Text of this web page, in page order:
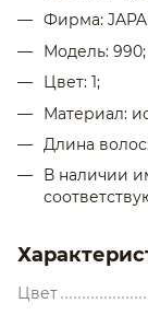
Фирма:
Модель: 990;
Цвет: 1;
Материал:
Длина
В наличии
Цвет